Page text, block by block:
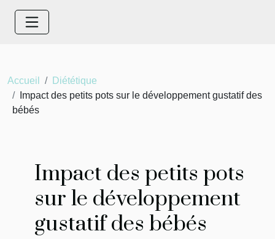
Accueil
Diététique
Impact des petits pots sur le développement gustatif des
bébés
Impact des petits pots
sur le développement
gustatif des bébés